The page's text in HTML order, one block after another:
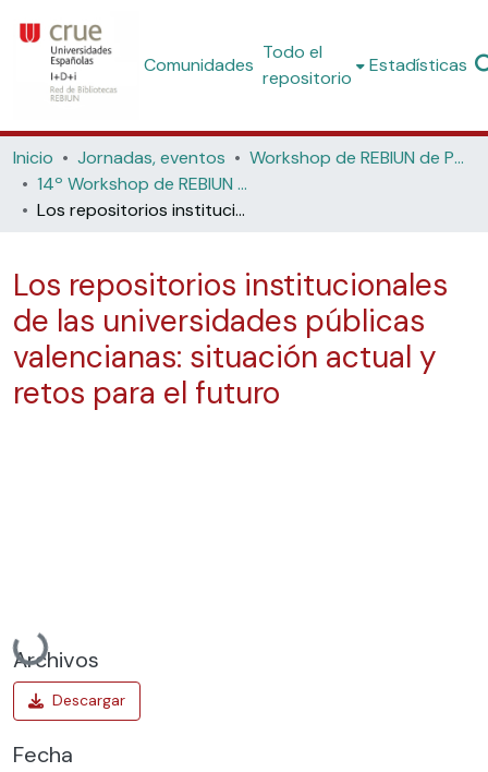
Comunidades
Todo el
repositorio
Estadísticas
Inicio Jornadas, eventos
Workshop de REBIUN de Proyectos Digitales
14º Workshop de REBIUN de Proyectos Digitales: los horizontes de los repositorios (Universidad de Córdoba, 2015)
Los repositorios institucionales de las universidades públicas valencianas: situación actual y retos para el futuro
Los repositorios institucionales
de las universidades públicas
valencianas: situación actual y
retos para el futuro
Cargando...
Archivos
Fecha